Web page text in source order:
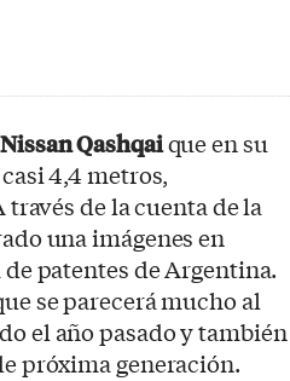
Qashqaique en su
4,4 metros,
de la cuenta de la
una imágenes en
patentes de Argentina.
se parecerá mucho al
el año pasado y también
próxima generación.